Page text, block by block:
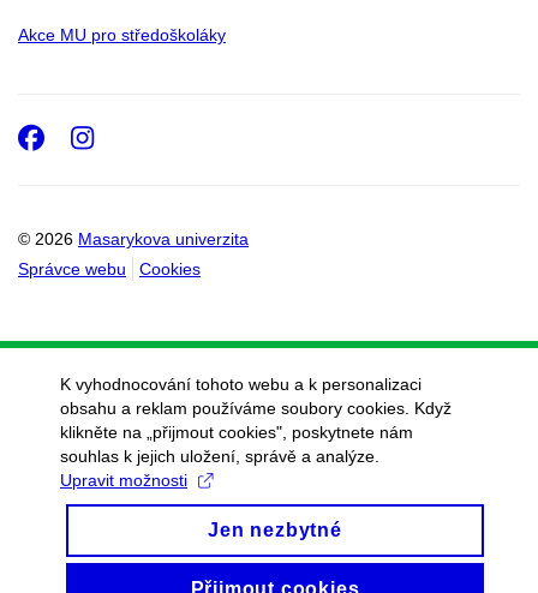
Akce MU pro středoškoláky
© 2026 Masarykova univerzita
Správce webu
Cookies
Facebook
Instagram
K vyhodnocování tohoto webu a k personalizaci
obsahu a reklam používáme soubory cookies. Když
klikněte na „přijmout cookies", poskytnete nám
souhlas k jejich uložení, správě a analýze.
Upravit možnosti
Jen nezbytné
Přijmout cookies